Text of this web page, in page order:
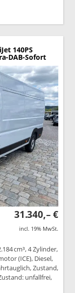
140PS
DAB-Sofort
31.340,– €
incl. 19% MwSt.
cm³, 4 Zylinder,
(ICE), Diesel,
Zustand,
unfallfrei,